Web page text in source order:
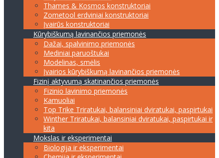
Thames & Kosmos konstruktoriai
Zometool erdviniai konstruktoriai
Įvairūs konstruktoriai
Kūrybiškumą lavinančios priemonės
Dažai, spalvinimo priemonės
Mediniai paruoštukai
Modelinas, smėlis
Įvairios kūrybiškumą lavinančios priemonės
Fizinį aktyvumą skatinančios priemonės
Fizinio lavinimo priemonės
Kamuoliai
Top Trike Triratukai, balansiniai dviratukai, paspirtukai
Winther Triratukai, balansiniai dviratukai, paspirtukai ir
kita
Mokslas ir eksperimentai
Biologija ir eksperimentai